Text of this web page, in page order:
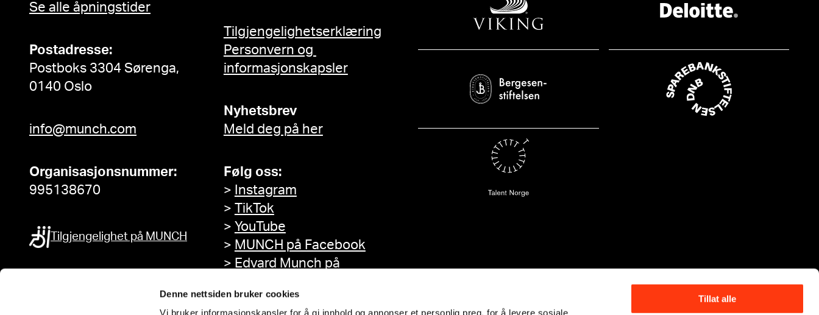
Denne nettsiden bruker cookies
Vi bruker informasjonskapsler for å gi innhold og annonser et personlig preg, for å levere sosiale
Tillat alle
Se alle åpningstider
Postadresse:
Postboks 3304 Sørenga,
0140 Oslo
info@munch.com
Organisasjonsnummer:
995138670
Tilgjengelighet på MUNCH
Tilgjengelighetserklæring
Personvern og
informasjonskapsler
Nyhetsbrev
Meld deg på her
Følg oss:
> Instagram
> TikTok
> YouTube
> MUNCH på Facebook
> Edvard Munch på